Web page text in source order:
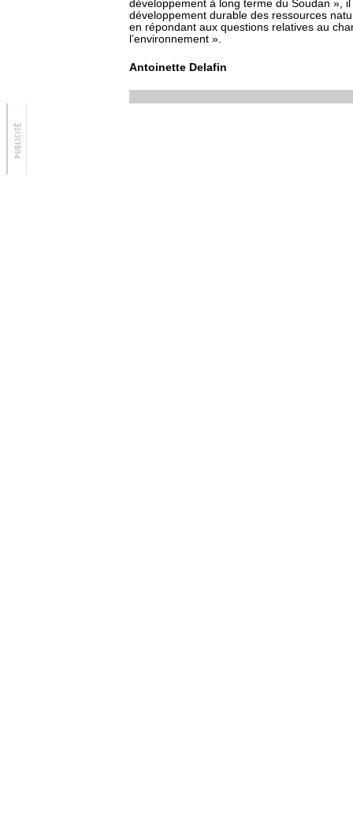
développement à long terme du Soudan »,
développement durable des ressources
en répondant aux questions relatives au
l’environnement ».
Antoinette Delafin